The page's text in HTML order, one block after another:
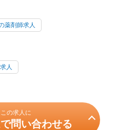
薬剤師求人
人
この求人に
問い合わせる